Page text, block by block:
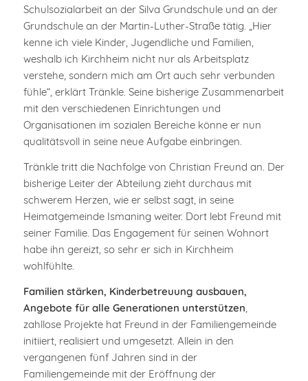
Schulsozialarbeit an der Silva Grundschule und an der
Grundschule an der Martin-Luther-Straße tätig. „Hier
kenne ich viele Kinder, Jugendliche und Familien,
weshalb ich Kirchheim nicht nur als Arbeitsplatz
verstehe, sondern mich am Ort auch sehr verbunden
fühle“, erklärt Tränkle. Seine bisherige Zusammenarbeit
mit den verschiedenen Einrichtungen und
Organisationen im sozialen Bereiche könne er nun
qualitätsvoll in seine neue Aufgabe einbringen.
Tränkle tritt die Nachfolge von Christian Freund an. Der
bisherige Leiter der Abteilung zieht durchaus mit
schwerem Herzen, wie er selbst sagt, in seine
Heimatgemeinde Ismaning weiter. Dort lebt Freund mit
seiner Familie. Das Engagement für seinen Wohnort
habe ihn gereizt, so sehr er sich in Kirchheim
wohlfühlte.
Familien stärken, Kinderbetreuung ausbauen,
Angebote für alle Generationen unterstützen
zahllose Projekte hat Freund in der Familiengemeinde
initiiert, realisiert und umgesetzt. Allein in den
vergangenen fünf Jahren sind in der
Familiengemeinde mit der Eröffnung der